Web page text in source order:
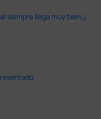
siempre llega muy bien¡¡¡